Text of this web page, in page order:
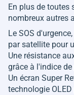
En plus de toutes
nombreux autres
Le SOS
par satellite pour
Une résistance
grâce à l'indice
Un écran Super
technologie